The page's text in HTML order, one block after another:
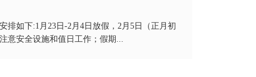
排如下:1月23日-2月4日放假，2月5日（正月初
意安全设施和值日工作；假期...